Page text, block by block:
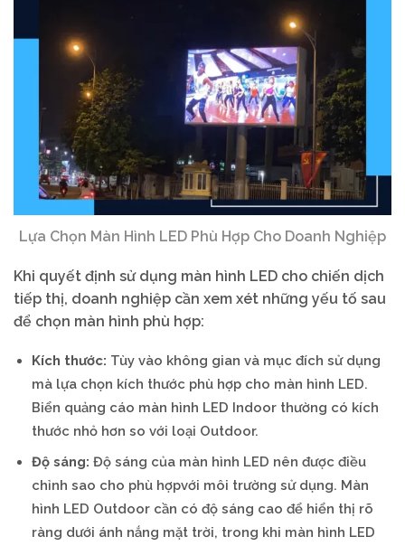
Lựa Chọn Màn Hình LED Phù Hợp Cho Doanh Nghiệp
Khi quyết định sử dụng màn hình LED cho chiến dịch
tiếp thị, doanh nghiệp cần xem xét những yếu tố sau
để chọn màn hình phù hợp:
Kích thước: Tùy vào không gian và mục đích sử dụng
mà lựa chọn kích thước phù hợp cho màn hình LED.
Biển quảng cáo màn hình LED Indoor thường có kích
thước nhỏ hơn so với loại Outdoor.
Độ sáng: Độ sáng của màn hình LED nên được điều
chỉnh sao cho phù hợpvới môi trường sử dụng. Màn
hình LED Outdoor cần có độ sáng cao để hiển thị rõ
ràng dưới ánh nắng mặt trời, trong khi màn hình LED